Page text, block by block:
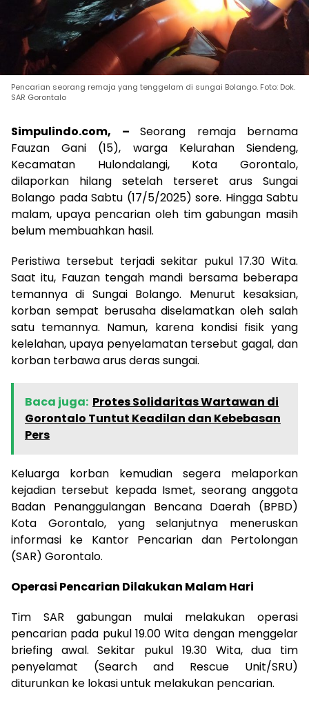
Pencarian seorang remaja yang tenggelam di sungai Bolango. Foto: Dok.
SAR Gorontalo
Simpulindo.com, – Seorang remaja bernama
Fauzan Gani (15), warga Kelurahan Siendeng,
Kecamatan Hulondalangi, Kota Gorontalo,
dilaporkan hilang setelah terseret arus Sungai
Bolango pada Sabtu (17/5/2025) sore. Hingga Sabtu
malam, upaya pencarian oleh tim gabungan masih
belum membuahkan hasil.
Peristiwa tersebut terjadi sekitar pukul 17.30 Wita.
Saat itu, Fauzan tengah mandi bersama beberapa
temannya di Sungai Bolango. Menurut kesaksian,
korban sempat berusaha diselamatkan oleh salah
satu temannya. Namun, karena kondisi fisik yang
kelelahan, upaya penyelamatan tersebut gagal, dan
korban terbawa arus deras sungai.
Baca juga: Protes Solidaritas Wartawan di
Gorontalo Tuntut Keadilan dan Kebebasan
Pers
Keluarga korban kemudian segera melaporkan
kejadian tersebut kepada Ismet, seorang anggota
Badan Penanggulangan Bencana Daerah (BPBD)
Kota Gorontalo, yang selanjutnya meneruskan
informasi ke Kantor Pencarian dan Pertolongan
(SAR) Gorontalo.
Operasi Pencarian Dilakukan Malam Hari
Tim SAR gabungan mulai melakukan operasi
pencarian pada pukul 19.00 Wita dengan menggelar
briefing awal. Sekitar pukul 19.30 Wita, dua tim
penyelamat (Search and Rescue Unit/SRU)
diturunkan ke lokasi untuk melakukan pencarian.